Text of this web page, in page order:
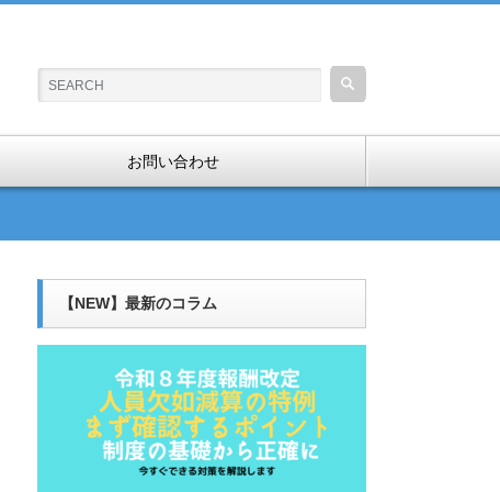
お問い合わせ
【NEW】最新のコラム